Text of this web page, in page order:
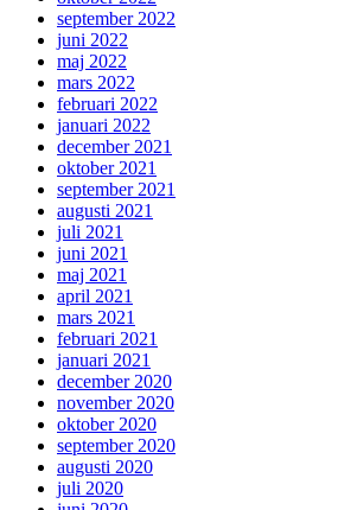
september 2022
juni 2022
maj 2022
mars 2022
februari 2022
januari 2022
december 2021
oktober 2021
september 2021
augusti 2021
juli 2021
juni 2021
maj 2021
april 2021
mars 2021
februari 2021
januari 2021
december 2020
november 2020
oktober 2020
september 2020
augusti 2020
juli 2020